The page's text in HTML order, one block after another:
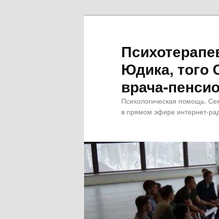
Юдика, того
врача-
Психологическая помощь.
в прямом эфире интернет-